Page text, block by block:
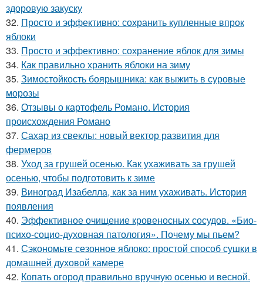
здоровую закуску
32. Просто и эффективно: сохранить купленные впрок
яблоки
33. Просто и эффективно: сохранение яблок для зимы
34. Как правильно хранить яблоки на зиму
35. Зимостойкость боярышника: как выжить в суровые
морозы
36. Отзывы о картофель Романо. История
происхождения Романо
37. Сахар из свеклы: новый вектор развития для
фермеров
38. Уход за грушей осенью. Как ухаживать за грушей
осенью, чтобы подготовить к зиме
39. Виноград Изабелла, как за ним ухаживать. История
появления
40. Эффективное очищение кровеносных сосудов. «Био-
психо-социо-духовная патология». Почему мы пьем?
41. Сэкономьте сезонное яблоко: простой способ сушки в
домашней духовой камере
42. Копать огород правильно вручную осенью и весной.